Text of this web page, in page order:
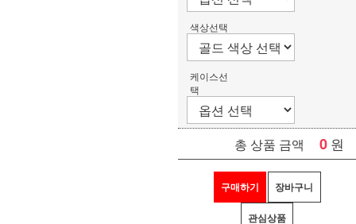
색상선택
케이스선
택
총 상품 금액 0 원
구매하기 장바구니
관심상품